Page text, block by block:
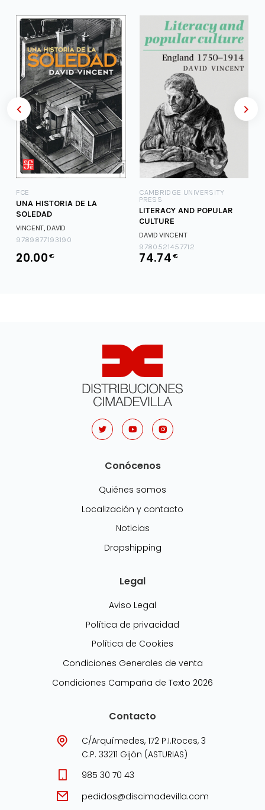
FCE
UNA HISTORIA DE LA
SOLEDAD
VINCENT, DAVID
9789877193190
20.00€
CAMBRIDGE UNIVERSITY
PRESS
LITERACY AND POPULAR
CULTURE
DAVID VINCENT
9780521457712
74.74€
Conócenos
Quiénes somos
Localización y contacto
Noticias
Dropshipping
Legal
Aviso Legal
Política de privacidad
Política de Cookies
Condiciones Generales de venta
Condiciones Campaña de Texto 2026
Contacto
C/Arquímedes, 172 P.I.Roces, 3
C.P. 33211 Gijón (ASTURIAS)
985 30 70 43
pedidos@discimadevilla.com